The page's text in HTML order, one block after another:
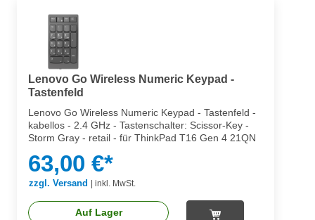
Lenovo Go Wireless Numeric Keypad -
Tastenfeld
Lenovo Go Wireless Numeric Keypad - Tastenfeld -
kabellos - 2.4 GHz - Tastenschalter: Scissor-Key -
Storm Gray - retail - für ThinkPad T16 Gen 4 21QN
63,00 €*
zzgl. Versand | inkl. MwSt.
Auf Lager